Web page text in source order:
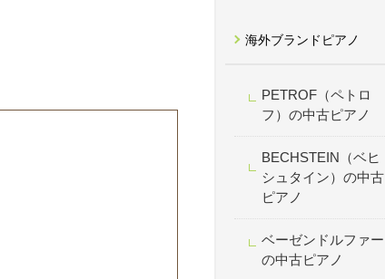
海外ブランドピアノ
PETROF（ペトロ
フ）の中古ピアノ
BECHSTEIN（ベヒ
シュタイン）の中古
ピアノ
ベーゼンドルファー
の中古ピアノ